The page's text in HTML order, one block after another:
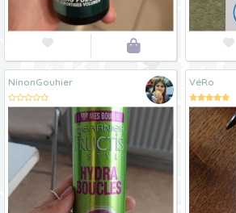
  
NinonGouhier VéRo